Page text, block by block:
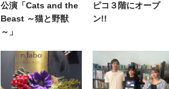
公演「Cats and the
Beast ～猫と野獣
～」
ピコ３階にオープ
ン!!